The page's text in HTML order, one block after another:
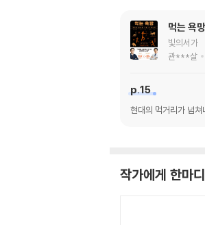
먹는 욕망
빛의서가
관***살
p.15
현대의 먹거리가 넘
작가에게 한마디